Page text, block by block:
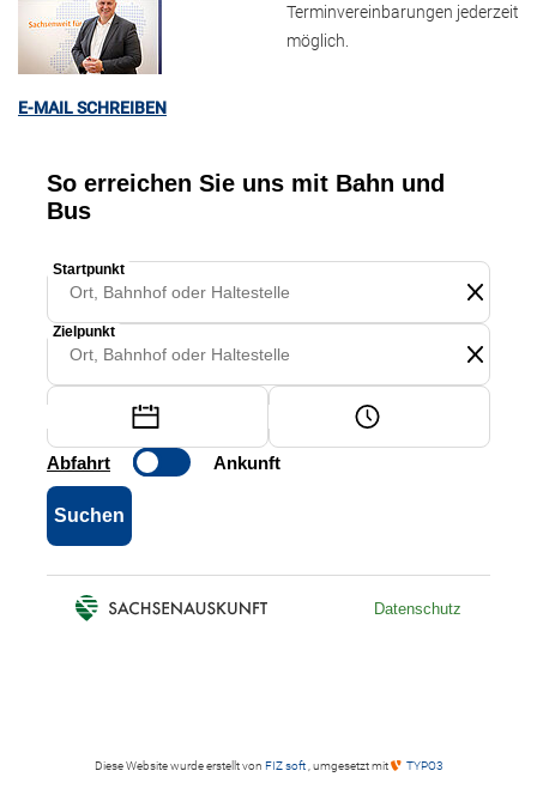
E-MAIL SCHREIBEN
Terminvereinbarungen jederzeit
möglich.
Diese Website wurde erstellt von FIZ soft , umgesetzt mit TYPO3